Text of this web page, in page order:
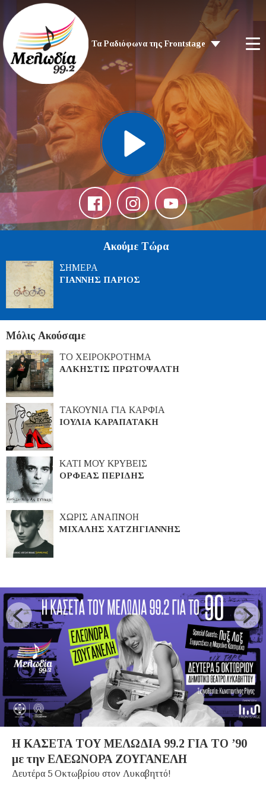
Τα Ραδιόφωνα της Frontstage
Ακούμε Τώρα
ΣΗΜΕΡΑ
ΓΙΑΝΝΗΣ ΠΑΡΙΟΣ
Μόλις Ακούσαμε
ΤΟ ΧΕΙΡΟΚΡΟΤΗΜΑ
ΑΛΚΗΣΤΙΣ ΠΡΩΤΟΨΑΛΤΗ
ΤΑΚΟΥΝΙΑ ΓΙΑ ΚΑΡΦΙΑ
ΙΟΥΛΙΑ ΚΑΡΑΠΑΤΑΚΗ
ΚΑΤΙ ΜΟΥ ΚΡΥΒΕΙΣ
ΟΡΦΕΑΣ ΠΕΡΙΔΗΣ
ΧΩΡΙΣ ΑΝΑΠΝΟΗ
ΜΙΧΑΛΗΣ ΧΑΤΖΗΓΙΑΝΝΗΣ
Η ΚΑΣΕΤΑ ΤΟΥ ΜΕΛΩΔΙΑ 99.2 ΓΙΑ ΤΟ ’90
με την ΕΛΕΩΝΟΡΑ ΖΟΥΓΑΝΕΛΗ
Δευτέρα 5 Οκτωβρίου στον Λυκαβηττό!